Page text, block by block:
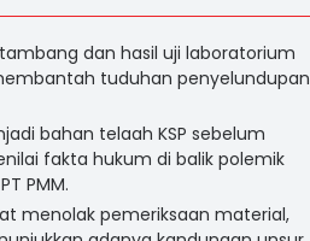
dan hasil uji laboratorium
tuduhan penyelundupan
bahan telaah KSP sebelum
fakta hukum di balik polemik
PMM.
menolak pemeriksaan material,